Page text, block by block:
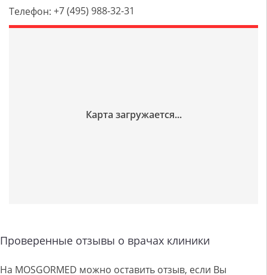
Телефон: +7 (495) 988-32-31
Проверенные отзывы о врачах клиники
На MOSGORMED можно оставить отзыв, если Вы